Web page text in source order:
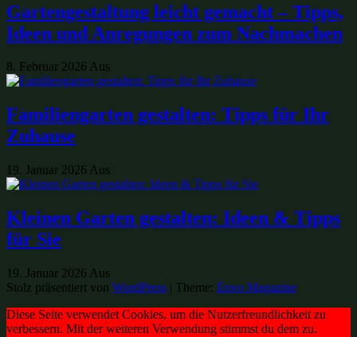
Gartengestaltung leicht gemacht – Tipps,
Ideen und Anregungen zum Nachmachen
8. Februar 2026 Aus
Familiengarten gestalten: Tipps für Ihr
Zuhause
19. Januar 2026 Aus
Kleinen Garten gestalten: Ideen & Tipps
für Sie
19. Januar 2026 Aus
Stolz präsentiert von WordPress | Theme: Envo Magazine
Diese Seite verwendet Cookies, um die Nutzerfreundlichkeit zu
verbessern. Mit der weiteren Verwendung stimmst du dem zu.